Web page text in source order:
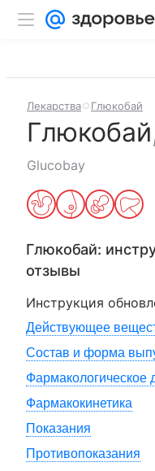
Лекарства Глюкобай
Глюкобай
Glucobay
Глюкобай:
отзывы
Инструкция
Действующее
Состав и форма
Фармакологическое
Фармакокинетика
Показания
Противопоказания